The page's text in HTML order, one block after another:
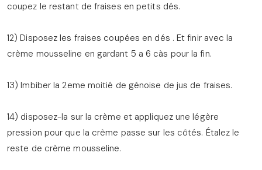
coupez le restant de fraises en petits dés.
12) Disposez les fraises coupées en dés . Et finir avec la
crème mousseline en gardant 5 a 6 càs pour la fin.
13) Imbiber la 2eme moitié de génoise de jus de fraises.
14) disposez-la sur la crème et appliquez une légère
pression pour que la crème passe sur les côtés. Étalez le
reste de crème mousseline.